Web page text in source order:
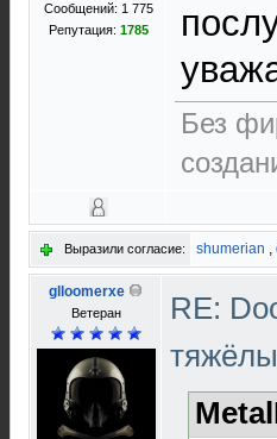
Сообщений: 1 775
Репутация: 1785
Без
Выразили согласие: shumerian ,
glloomerxe
Ветеран
RE: